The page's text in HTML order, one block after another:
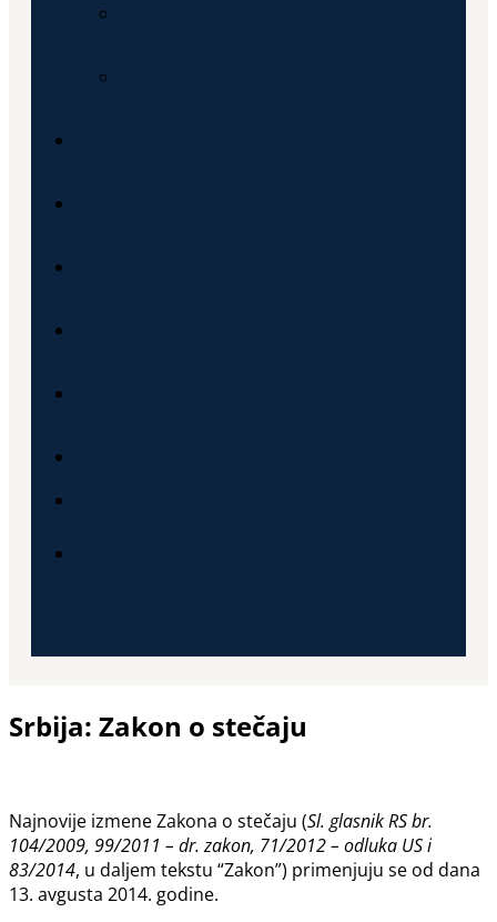
Srbija: Zakon o stečaju
Najnovije izmene Zakona o stečaju (Sl. glasnik RS br.
104/2009, 99/2011 – dr. zakon, 71/2012 – odluka US i
83/2014, u daljem tekstu “Zakon”) primenjuju se od dana
13. avgusta 2014. godine.